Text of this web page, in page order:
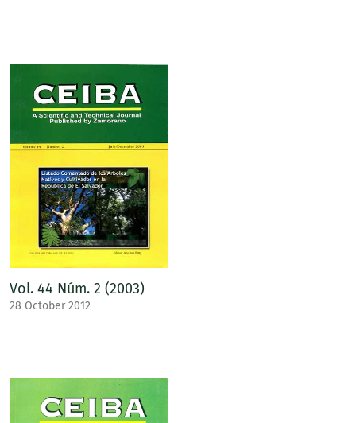
Vol. 44 Núm. 2 (2003)
28 October 2012